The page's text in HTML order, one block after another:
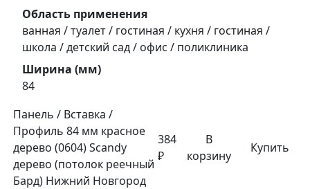
Область применения
ванная / туалет / гостиная / кухня / гостиная /
школа / детский сад / офис / поликлиника
Ширина (мм)
84
Панель / Вставка /
Профиль 84 мм красное
дерево (0604) Sсandy
дерево (потолок реечный
Бард) Нижний Новгород
384
₽
В
корзину
Купить